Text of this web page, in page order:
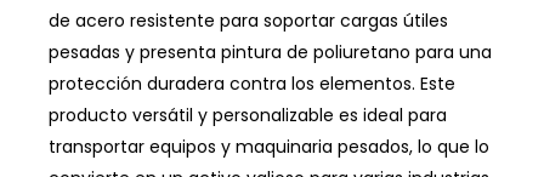
de acero resistente para soportar cargas útiles
pesadas y presenta pintura de poliuretano para una
protección duradera contra los elementos. Este
producto versátil y personalizable es ideal para
transportar equipos y maquinaria pesados, lo que lo